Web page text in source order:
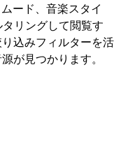
ード、音楽スタイ
リングして閲覧す
込みフィルターを活
が見つかります。